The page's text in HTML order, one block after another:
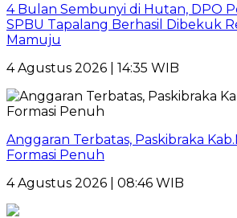
4 Bulan Sembunyi di Hutan, DPO
SPBU Tapalang Berhasil Dibekuk
Mamuju
4 Agustus 2026 | 14:35 WIB
Anggaran Terbatas, Paskibraka
Formasi Penuh
4 Agustus 2026 | 08:46 WIB